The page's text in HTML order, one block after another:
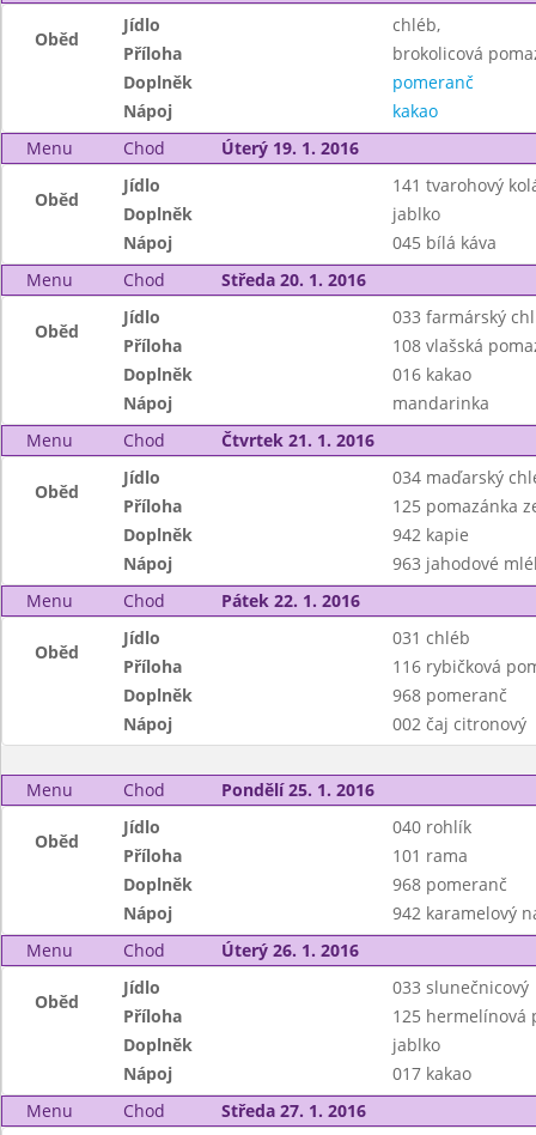
Oběd
Jídlo
chléb,
Příloha
brokolicová
Doplněk
pomeranč
Nápoj
kakao
Menu
Chod Úterý 19. 1. 2016
Oběd
Jídlo
141 tvarohový
Doplněk
jablko
Nápoj
045 bílá káva
Menu
Chod Středa 20. 1. 2016
Oběd
Jídlo
033 farmárský
Příloha
108 vlašská
Doplněk
016 kakao
Nápoj
mandarinka
Menu
Chod Čtvrtek 21. 1. 2016
Oběd
Jídlo
034 maďarský
Příloha
125 pomazánka
Doplněk
942 kapie
Nápoj
963 jahodové
Menu
Chod Pátek 22. 1. 2016
Oběd
Jídlo
031 chléb
Příloha
116 rybičková
Doplněk
968 pomeranč
Nápoj
002 čaj citronový
Menu Chod Pondělí 25. 1. 2016
Oběd
Jídlo
040 rohlík
Příloha
101 rama
Doplněk
968 pomeranč
Nápoj
942 karamelový
Menu
Chod Úterý 26. 1. 2016
Oběd
Jídlo
033 slunečnicový
Příloha
125 hermelínová
Doplněk
jablko
Nápoj
017 kakao
Menu
Chod Středa 27. 1. 2016